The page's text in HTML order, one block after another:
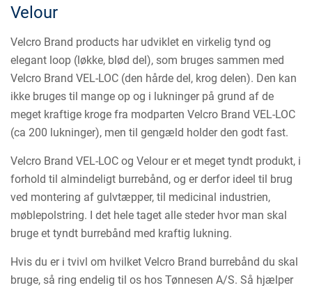
Velour
Velcro Brand products har udviklet en virkelig tynd og
elegant loop (løkke, blød del), som bruges sammen med
Velcro Brand VEL-LOC (den hårde del, krog delen). Den kan
ikke bruges til mange op og i lukninger på grund af de
meget kraftige kroge fra modparten Velcro Brand VEL-LOC
(ca 200 lukninger), men til gengæld holder den godt fast.
Velcro Brand VEL-LOC og Velour er et meget tyndt produkt, i
forhold til almindeligt burrebånd, og er derfor ideel til brug
ved montering af gulvtæpper, til medicinal industrien,
møblepolstring. I det hele taget alle steder hvor man skal
bruge et tyndt burrebånd med kraftig lukning.
Hvis du er i tvivl om hvilket Velcro Brand burrebånd du skal
bruge, så ring endelig til os hos Tønnesen A/S. Så hjælper